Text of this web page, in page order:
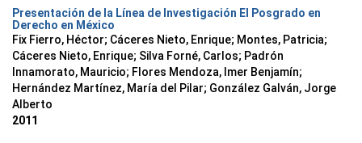
Presentación de la Línea de Investigación El Posgrado en
Derecho en México
Fix Fierro, Héctor; Cáceres Nieto, Enrique; Montes, Patricia;
Cáceres Nieto, Enrique; Silva Forné, Carlos; Padrón
Innamorato, Mauricio; Flores Mendoza, Imer Benjamín;
Hernández Martínez, María del Pilar; González Galván, Jorge
Alberto
2011